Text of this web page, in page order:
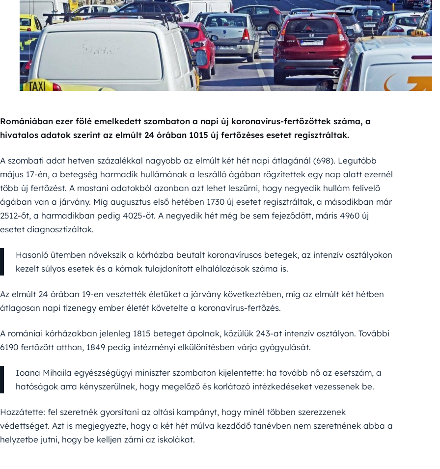
Romániában ezer fölé emelkedett szombaton a napi új koronavírus-fertőzöttek száma, a
hivatalos adatok szerint az elmúlt 24 órában 1015 új fertőzéses esetet regisztráltak.
A szombati adat hetven százalékkal nagyobb az elmúlt két hét napi átlagánál (698). Legutóbb
május 17-én, a betegség harmadik hullámának a leszálló ágában rögzítettek egy nap alatt ezernél
több új fertőzést. A mostani adatokból azonban azt lehet leszűrni, hogy negyedik hullám felívelő
ágában van a járvány. Míg augusztus első hetében 1730 új esetet regisztráltak, a másodikban már
2512-őt, a harmadikban pedig 4025-öt. A negyedik hét még be sem fejeződött, máris 4960 új
esetet diagnosztizáltak.
Hasonló ütemben növekszik a kórházba beutalt koronavírusos betegek, az intenzív osztályokon
kezelt súlyos esetek és a kórnak tulajdonított elhalálozások száma is.
Az elmúlt 24 órában 19-en vesztették életüket a járvány következtében, míg az elmúlt két hétben
átlagosan napi tizenegy ember életét követelte a koronavírus-fertőzés.
A romániai kórházakban jelenleg 1815 beteget ápolnak, közülük 243-at intenzív osztályon. További
6190 fertőzött otthon, 1849 pedig intézményi elkülönítésben várja gyógyulását.
Ioana Mihaila egyészségügyi miniszter szombaton kijelentette: ha tovább nő az esetszám, a
hatóságok arra kényszerülnek, hogy megelőző és korlátozó intézkedéseket vezessenek be.
Hozzátette: fel szeretnék gyorsítani az oltási kampányt, hogy minél többen szerezzenek
védettséget. Azt is megjegyezte, hogy a két hét múlva kezdődő tanévben nem szeretnének abba a
helyzetbe jutni, hogy be kelljen zárni az iskolákat.